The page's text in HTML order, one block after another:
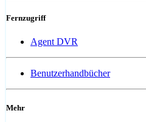
Fernzugriff
Agent DVR
Benutzerhandbücher
Mehr